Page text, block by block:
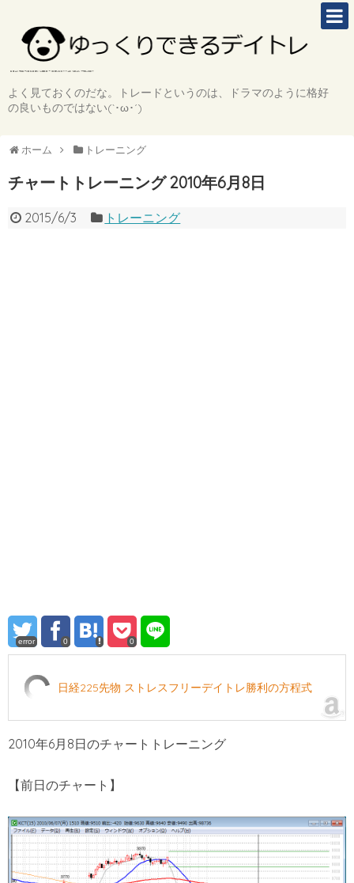
よく見ておくのだな。トレードというのは、ドラマのように格好
の良いものではない(`･ω･´)
ホーム トレーニング
チャートトレーニング 2010年6月8日
2015/6/3 トレーニング
error 0 0
日経225先物 ストレスフリーデイトレ勝利の方程式
2010年6月8日のチャートトレーニング
【前日のチャート】